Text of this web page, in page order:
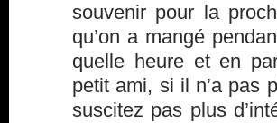
souvenir pour la
qu’on a mangé
quelle heure et en
petit ami, si il n’a pas
suscitez pas plus